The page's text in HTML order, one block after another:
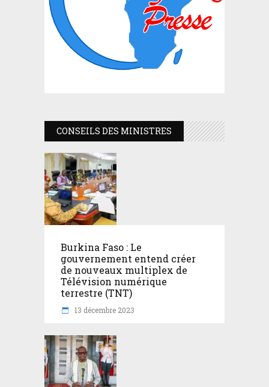
CONSEILS DES MINISTRES
Burkina Faso : Le
gouvernement entend créer
de nouveaux multiplex de
Télévision numérique
terrestre (TNT)
13 décembre 2023